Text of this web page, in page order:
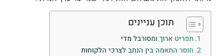
תוכן עניינים
תפריט ארוך ומסורבל מדי
חוסר התאמה בין הנתב לצרכי הלקוחות